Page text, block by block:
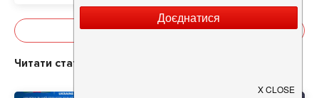
сучасну винну
культуру в Україні
Показати все
Читати статті про